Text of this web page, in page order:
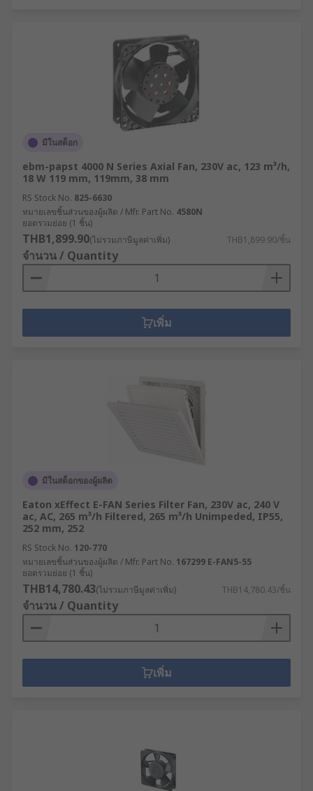
มีในสต็อก
ebm-papst 4000 N Series Axial Fan, 230V ac, 123 m³/h,
18 W 119 mm, 119mm, 38 mm
RS Stock No. 825-6630
หมายเลขชิ้นส่วนของผู้ผลิต / Mfr. Part No. 4580N
ยอดรวมย่อย (1 ชิ้น)
THB1,899.90(ไม่รวมภาษีมูลค่าเพิ่ม) THB1,899.90/ชิ้น
จำนวน / Quantity
เพิ่ม
มีในสต็อกของผู้ผลิต
Eaton xEffect E-FAN Series Filter Fan, 230V ac, 240 V
ac, AC, 265 m³/h Filtered, 265 m³/h Unimpeded, IP55,
252 mm, 252
RS Stock No. 120-770
หมายเลขชิ้นส่วนของผู้ผลิต / Mfr. Part No. 167299 E-FAN5-55
ยอดรวมย่อย (1 ชิ้น)
THB14,780.43(ไม่รวมภาษีมูลค่าเพิ่ม) THB14,780.43/ชิ้น
จำนวน / Quantity
เพิ่ม